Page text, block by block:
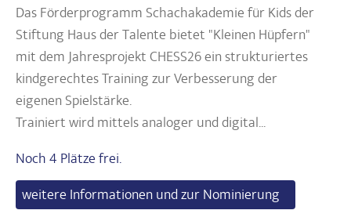
Das Förderprogramm Schachakademie für Kids der
Stiftung Haus der Talente bietet "Kleinen Hüpfern"
mit dem Jahresprojekt CHESS26 ein strukturiertes
kindgerechtes Training zur Verbesserung der
eigenen Spielstärke.
Trainiert wird mittels analoger und digital...
Noch 4 Plätze frei.
weitere Informationen und zur Nominierung